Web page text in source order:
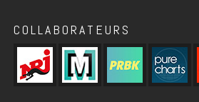
COLLABORATEURS